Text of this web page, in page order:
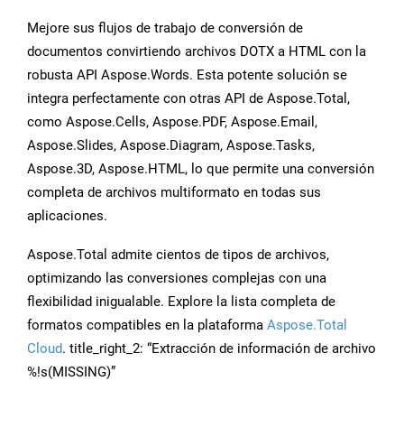
Mejore sus flujos de trabajo de conversión de
documentos convirtiendo archivos DOTX a HTML con la
robusta API Aspose.Words. Esta potente solución se
integra perfectamente con otras API de Aspose.Total,
como Aspose.Cells, Aspose.PDF, Aspose.Email,
Aspose.Slides, Aspose.Diagram, Aspose.Tasks,
Aspose.3D, Aspose.HTML, lo que permite una conversión
completa de archivos multiformato en todas sus
aplicaciones.
Aspose.Total admite cientos de tipos de archivos,
optimizando las conversiones complejas con una
flexibilidad inigualable. Explore la lista completa de
formatos compatibles en la plataforma Aspose.Total
Cloud. title_right_2: “Extracción de información de archivo
%!s(MISSING)”